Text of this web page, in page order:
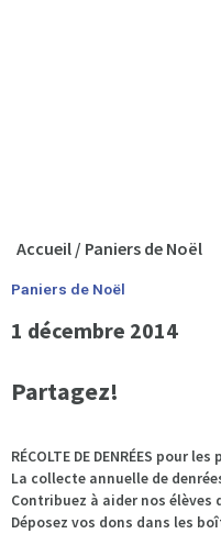
Accueil / Paniers de Noël
Paniers de Noël
1 décembre 2014
Partagez!
RÉCOLTE DE DENRÉES pour
La collecte annuelle de
Contribuez à aider nos élèves
Déposez vos dons dans les